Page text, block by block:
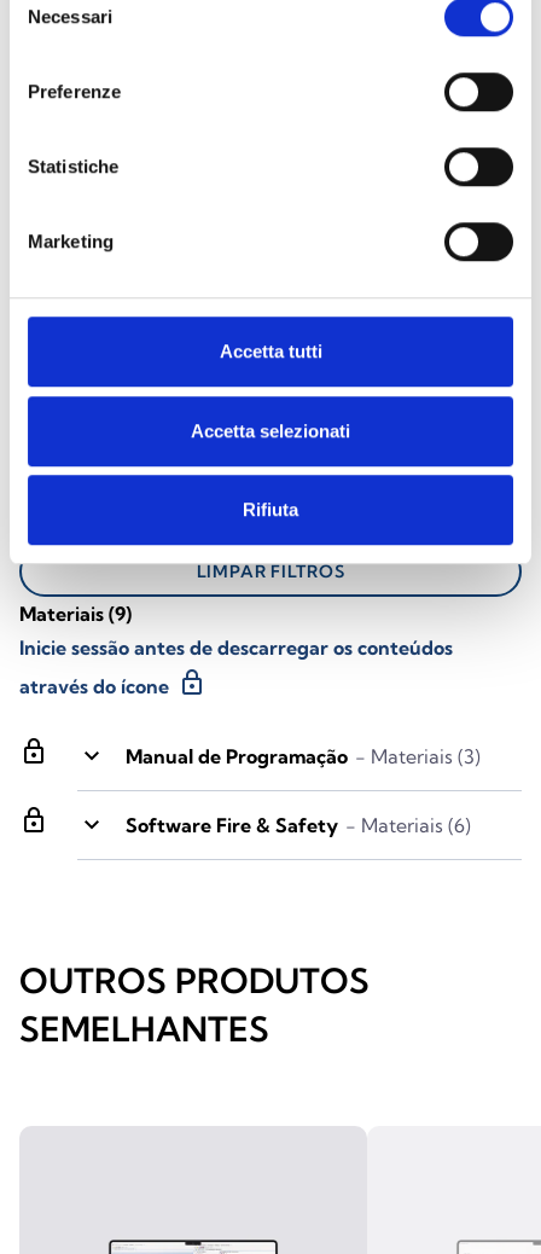
delNecessari
Preferenze
Statistiche
Marketing
Accetta tutti
Accetta selezionati
Rifiuta
Descarregue a documentação
lock keyboard_arrow_down Manual de Programação - Materiais (3)
lock keyboard_arrow_down Software Fire & Safety - Materiais (6)
Materiais (9)
Inicie sessão antes de descarregar os conteúdos
através do ícone lock
Todos os produtos
LIMPAR FILTROS
OUTROS PRODUTOS
SEMELHANTES